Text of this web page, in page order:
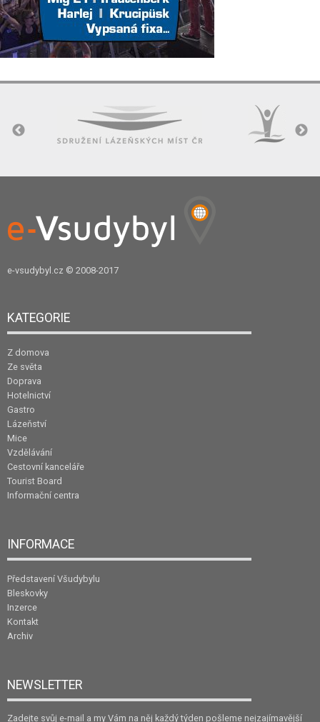
e-vsudybyl.cz © 2008-2017
KATEGORIE
Z domova
Ze světa
Doprava
Hotelnictví
Gastro
Lázeňství
Mice
Vzdělávání
Cestovní kanceláře
Tourist Board
Informační centra
INFORMACE
Představení Všudybylu
Bleskovky
Inzerce
Kontakt
Archiv
NEWSLETTER
Zadejte svůj e-mail a my Vám na něj každý týden pošleme nejzajímavější